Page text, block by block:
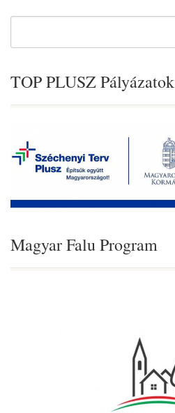
TOP PLUSZ Pályázatok
Magyar Falu Program